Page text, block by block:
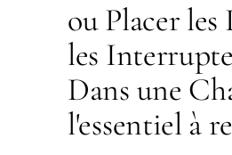
ou Placer les
les
Dans une
l'essentiel à